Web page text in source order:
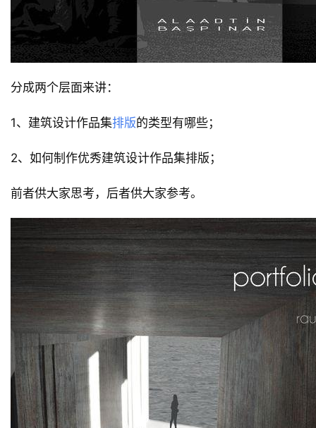
速
工
作
流
分成两个层面来讲：
1、建筑设计作品集排版的类型有哪些；
2、如何制作优秀建筑设计作品集排版；
前者供大家思考，后者供大家参考。